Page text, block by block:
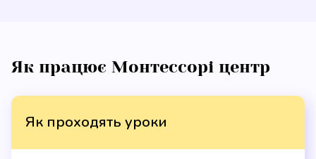
Як працює Монтессорі центр
Як проходять уроки